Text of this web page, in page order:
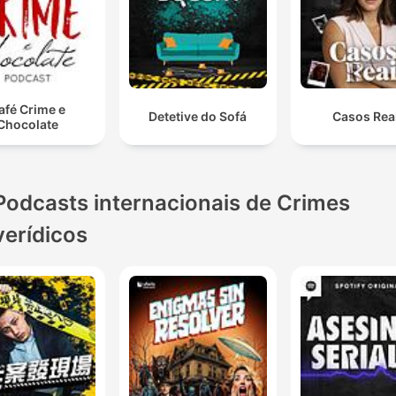
Crime e
Detetive do Sofá Casos
internacionais de Crimes